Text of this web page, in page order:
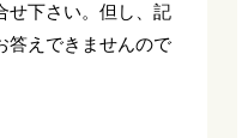
せ下さい。但し、記
答えできませんので